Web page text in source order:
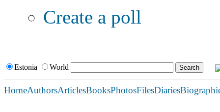
Create a poll
Estonia World
HomeAuthorsArticlesBooksPhotosFilesDiaries